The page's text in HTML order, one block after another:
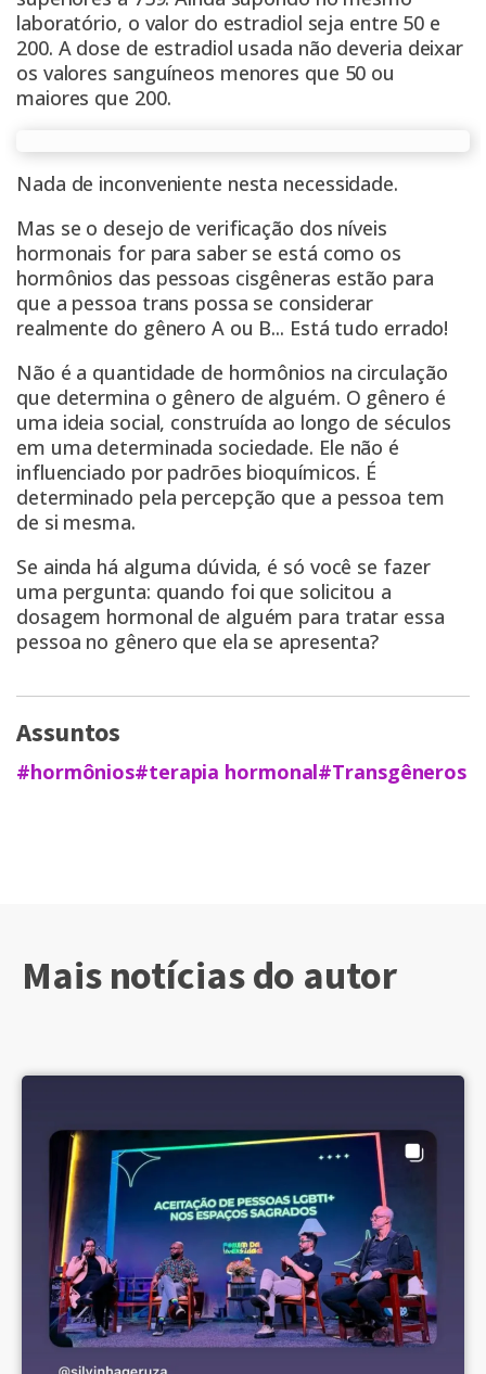
laboratório, o valor do estradiol seja entre 50 e
200. A dose de estradiol usada não deveria deixar
os valores sanguíneos menores que 50 ou
maiores que 200.
Nada de inconveniente nesta necessidade.
Mas se o desejo de verificação dos níveis
hormonais for para saber se está como os
hormônios das pessoas cisgêneras estão para
que a pessoa trans possa se considerar
realmente do gênero A ou B... Está tudo errado!
Não é a quantidade de hormônios na circulação
que determina o gênero de alguém. O gênero é
uma ideia social, construída ao longo de séculos
em uma determinada sociedade. Ele não é
influenciado por padrões bioquímicos. É
determinado pela percepção que a pessoa tem
de si mesma.
Se ainda há alguma dúvida, é só você se fazer
uma pergunta: quando foi que solicitou a
dosagem hormonal de alguém para tratar essa
pessoa no gênero que ela se apresenta?
Assuntos
#hormônios#terapia hormonal#Transgêneros
Mais notícias do autor